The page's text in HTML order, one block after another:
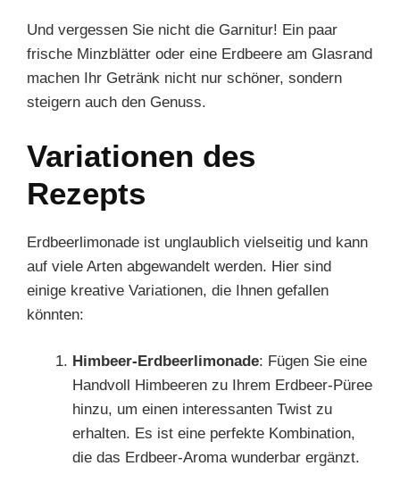
Und vergessen Sie nicht die Garnitur! Ein paar
frische Minzblätter oder eine Erdbeere am Glasrand
machen Ihr Getränk nicht nur schöner, sondern
steigern auch den Genuss.
Variationen des
Rezepts
Erdbeerlimonade ist unglaublich vielseitig und kann
auf viele Arten abgewandelt werden. Hier sind
einige kreative Variationen, die Ihnen gefallen
könnten:
Himbeer-Erdbeerlimonade: Fügen Sie eine
Handvoll Himbeeren zu Ihrem Erdbeer-Püree
hinzu, um einen interessanten Twist zu
erhalten. Es ist eine perfekte Kombination,
die das Erdbeer-Aroma wunderbar ergänzt.